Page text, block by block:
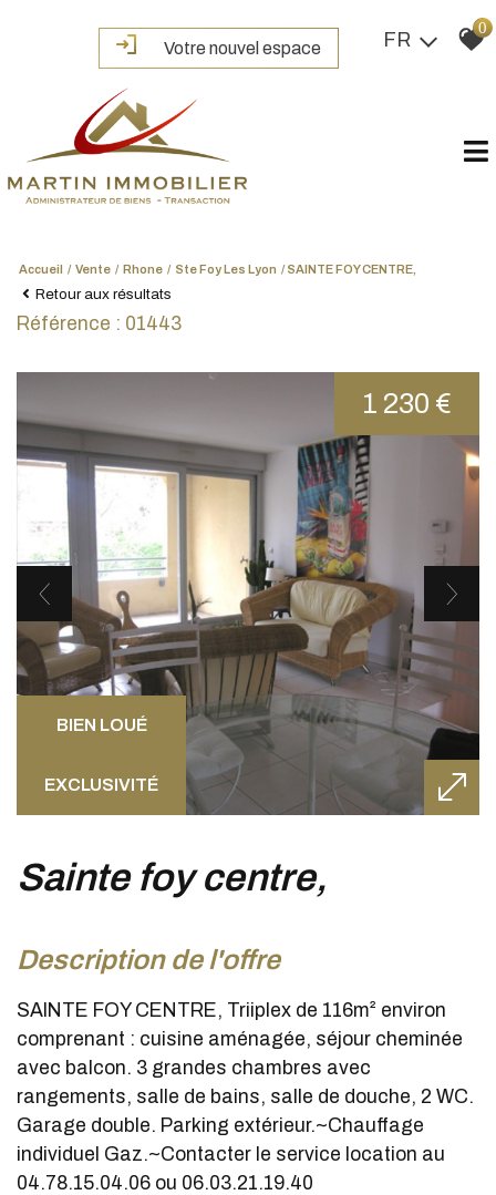
Votre nouvel espace FR
0
Accueil Vente Rhone Ste Foy Les Lyon SAINTE FOY CENTRE,
Retour aux résultats
Référence : 01443
BIEN LOUÉ
EXCLUSIVITÉ
1 230 €
sainte foy centre,
description de l'offre
SAINTE FOY CENTRE, Triiplex de 116m² environ
comprenant : cuisine aménagée, séjour cheminée
avec balcon. 3 grandes chambres avec
rangements, salle de bains, salle de douche, 2 WC.
Garage double. Parking extérieur.~Chauffage
individuel Gaz.~Contacter le service location au
04.78.15.04.06 ou 06.03.21.19.40